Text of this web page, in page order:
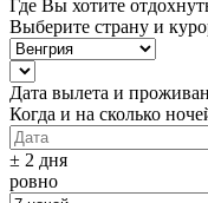
Где Вы хотите
Выберите страну и
Дата вылета и
Когда и на сколько
± 2 дня
ровно